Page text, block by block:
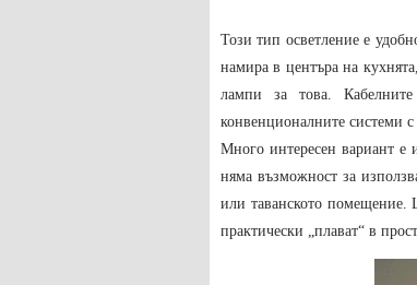
Този тип осветление е
намира в центъра на
лампи за това.
конвенционалните системи
Много интересен вариант е
няма възможност за
или таванското помещение.
практически „плават“ в